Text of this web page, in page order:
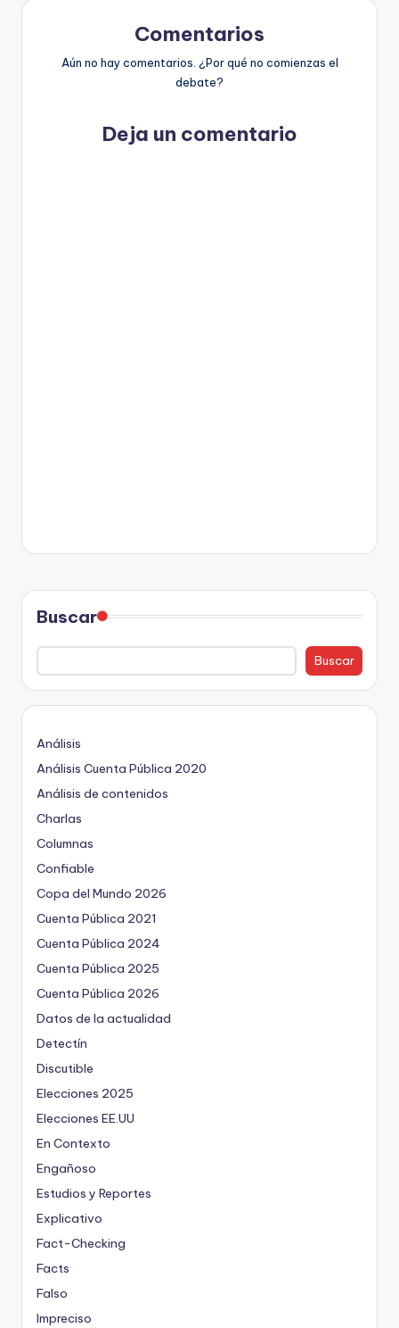
Comentarios
Aún no hay comentarios. ¿Por qué no comienzas el
debate?
Deja un comentario
Buscar
Buscar
Análisis
Análisis Cuenta Pública 2020
Análisis de contenidos
Charlas
Columnas
Confiable
Copa del Mundo 2026
Cuenta Pública 2021
Cuenta Pública 2024
Cuenta Pública 2025
Cuenta Pública 2026
Datos de la actualidad
Detectín
Discutible
Elecciones 2025
Elecciones EE.UU
En Contexto
Engañoso
Estudios y Reportes
Explicativo
Fact-Checking
Facts
Falso
Impreciso